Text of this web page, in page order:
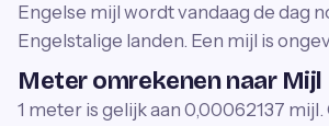
Engelse mijl wordt vandaag de dag
Engelstalige landen. Een mijl is
Meter omrekenen naar Mijl
1 meter is gelijk aan 0,00062137